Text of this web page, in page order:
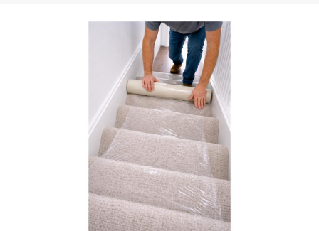
家具保护膜
透明保护膜
乳白保护膜
纯黑保护膜
彩钢板保护膜
不绣钢板保护膜 两边上胶保护膜